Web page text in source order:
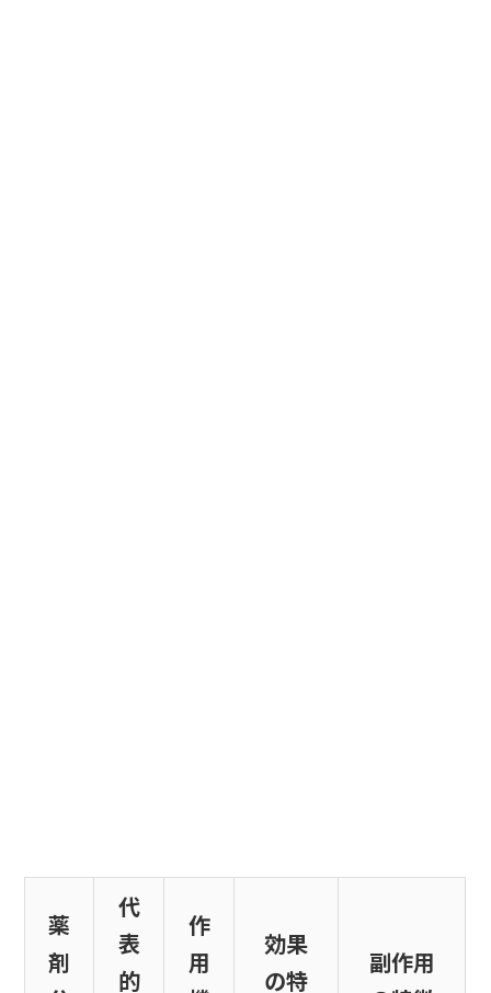
薬
剤
代
表
的
作
用
効果
の特
副作用